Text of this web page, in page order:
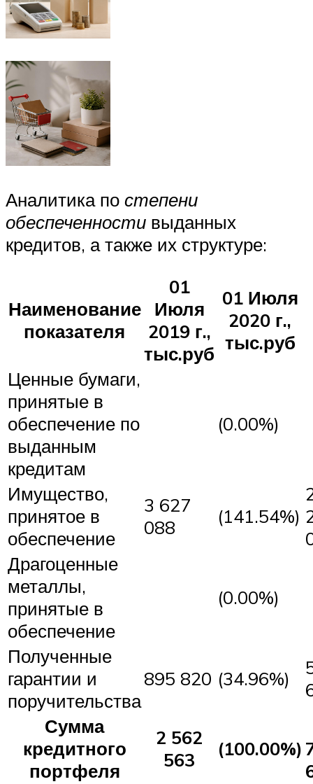
Аналитика по степени
обеспеченности выданных
кредитов, а также их структуре:
Наименование
показателя
01
Июля
2019 г.,
тыс.руб
01 Июля
2020 г.,
тыс.руб
Ценные бумаги,
принятые в
обеспечение по
выданным
кредитам
(0.00%)
Имущество,
принятое в
обеспечение
3 627
088
(141.54%)
Драгоценные
металлы,
принятые в
обеспечение
(0.00%)
Полученные
гарантии и
поручительства
895 820 (34.96%)
Сумма
кредитного
портфеля
2 562
563
(100.00%)